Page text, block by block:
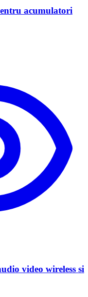
acumulatori
video wireless si